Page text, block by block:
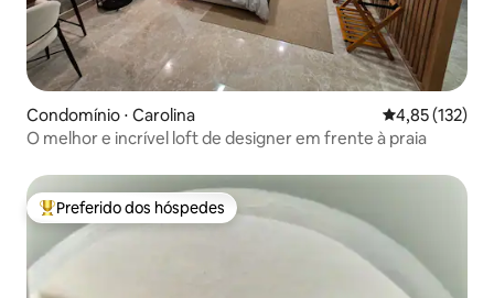
Condomínio ⋅ Carolina 4,85 de uma
4,85 (132)
O melhor e incrível loft de designer em frente à praia
Entre os melhores preferidos dos hóspedes
Preferido dos hóspedes